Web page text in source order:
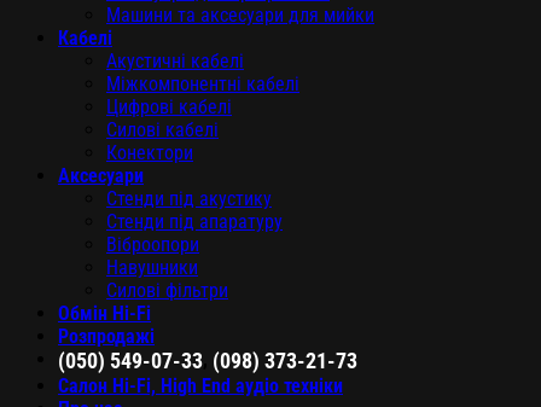
Машини та аксесуари для мийки
Кабелі
Акустичні кабелі
Міжкомпонентні кабелі
Цифрові кабелі
Силові кабелі
Конектори
Аксесуари
Стенди під акустику
Стенди під апаратуру
Віброопори
Навушники
Силові фільтри
Обмін Hi-Fi
Розпродажі
(050) 549-07-33 (098) 373-21-73
Салон Hi-Fi, High End аудіо техніки